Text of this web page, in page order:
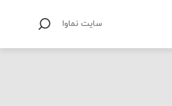
سایت نماوا